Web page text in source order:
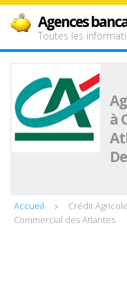
Agences
Toutes les
à
Accueil
Crédit
Commercial des Atlantes